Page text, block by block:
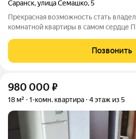
Саранск,улица Семашко,5
Прекрасная возможность стать
комнатной квартиры в самом сердце
кв.м. расположена на первом этаже
дома и не является угловой,
Позвонить
980 000 ₽
18 м² 1-комн. квартира 4 этаж из 5